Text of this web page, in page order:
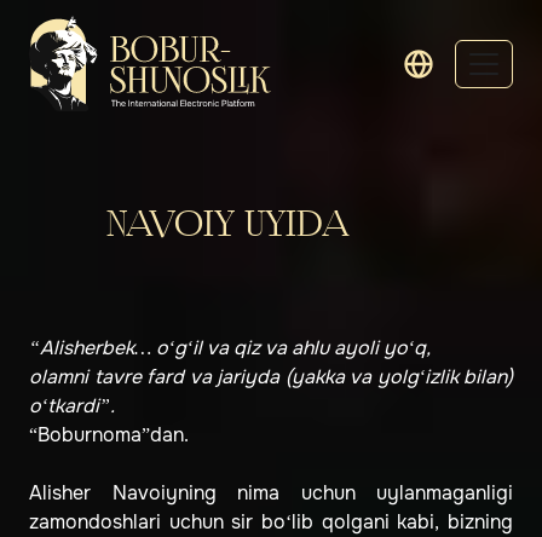
NAVOIY UYIDA
“Alisherbek… o‘g‘il va qiz va ahlu ayoli yo‘q,
olamni tavre fard va jariyda (yakka va yolg‘izlik bilan)
o‘tkardi”.
“Boburnoma”dan.
Alisher Navoiyning nima uchun uylanmaganligi
zamondoshlari uchun sir bo‘lib qolgani kabi, bizning